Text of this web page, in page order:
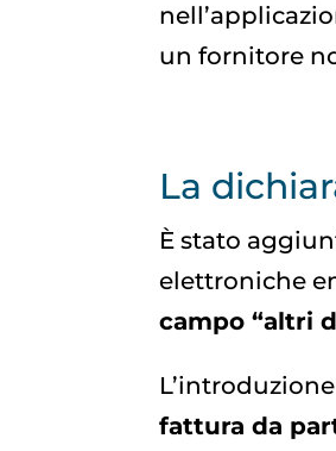
un fornitore
La
È stato
elettroniche
campo “altri
fattura da